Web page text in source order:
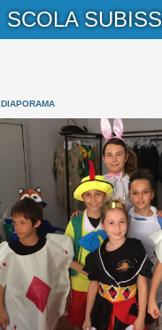
SCOLA
DIAPORAMA